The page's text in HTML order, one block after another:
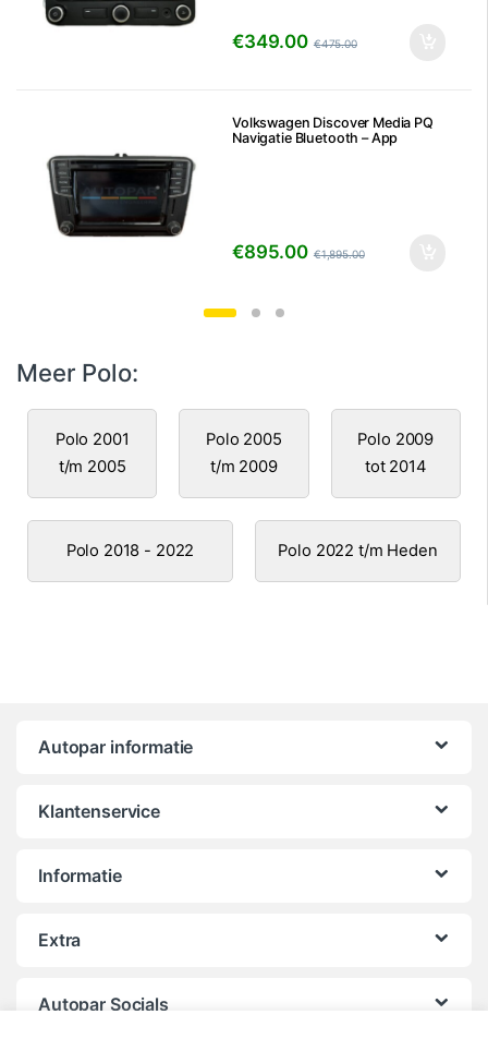
€349.00 €475.00
Volkswagen Discover Media PQ
Navigatie Bluetooth – App
€895.00 €1,895.00
Meer Polo:
Polo 2001
t/m 2005
Polo 2005
t/m 2009
Polo 2009
tot 2014
Polo 2018 - 2022 Polo 2022 t/m Heden
Autopar informatie
Klantenservice
Informatie
Extra
Autopar Socials